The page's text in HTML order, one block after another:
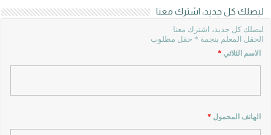
ليصلك كل جديد، اشترك معنا
ليصلك كل جديد، اشترك معنا
الحقل المعلم بنجمة * حقل مطلوب
الاسم الثلاثي*
الهاتف المحمول*